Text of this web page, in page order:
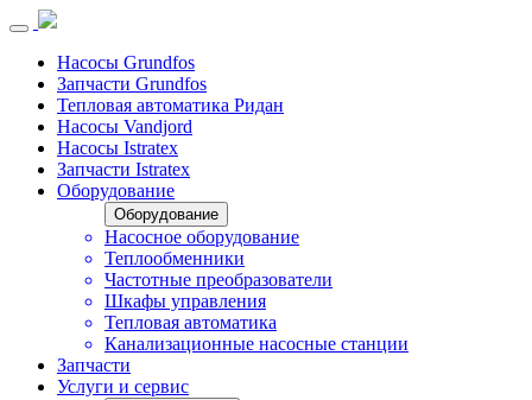
Насосы Grundfos
Запчасти Grundfos
Тепловая автоматика Ридан
Насосы Vandjord
Насосы Istratex
Запчасти Istratex
Оборудование
Оборудование
Насосное оборудование
Теплообменники
Частотные преобразователи
Шкафы управления
Тепловая автоматика
Канализационные насосные станции
Запчасти
Услуги и сервис